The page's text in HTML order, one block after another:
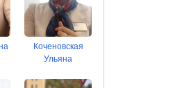
Коченовская
Ульяна